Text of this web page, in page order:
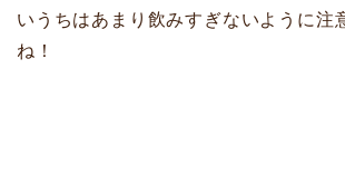
いうちはあまり飲みすぎないように注
ね！